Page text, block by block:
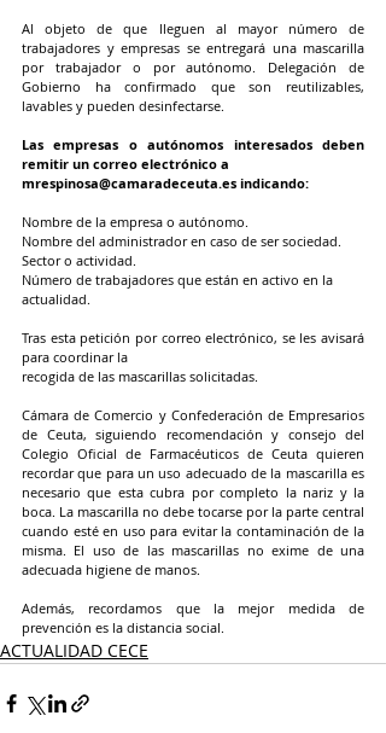
Al objeto de que lleguen al mayor número de
trabajadores y empresas se entregará una mascarilla
por trabajador o por autónomo. Delegación de
Gobierno ha confirmado que son reutilizables,
lavables y pueden desinfectarse.
Las empresas o autónomos interesados deben
remitir un correo electrónico a
mrespinosa@camaradeceuta.es indicando:
Nombre de la empresa o autónomo.
Nombre del administrador en caso de ser sociedad.
Sector o actividad.
Número de trabajadores que están en activo en la
actualidad.
Tras esta petición por correo electrónico, se les avisará
para coordinar la
recogida de las mascarillas solicitadas.
Cámara de Comercio y Confederación de Empresarios
de Ceuta, siguiendo recomendación y consejo del
Colegio Oficial de Farmacéuticos de Ceuta quieren
recordar que para un uso adecuado de la mascarilla es
necesario que esta cubra por completo la nariz y la
boca. La mascarilla no debe tocarse por la parte central
cuando esté en uso para evitar la contaminación de la
misma. El uso de las mascarillas no exime de una
adecuada higiene de manos.
Además, recordamos que la mejor medida de
prevención es la distancia social.
ACTUALIDAD CECE